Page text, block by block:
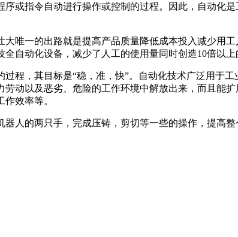
或指令自动进行操作或控制的过程。因此，自动化
唯一的出路就是提高产品质量降低成本投入减少用工
自动化设备，减少了人工的使用量同时创造10倍以上
程，其目标是“稳，准，快”。自动化技术广泛用于
动以及恶劣、危险的工作环境中解放出来，而且能
效率等。
人的两只手，完成压铸，剪切等一些的操作，提高